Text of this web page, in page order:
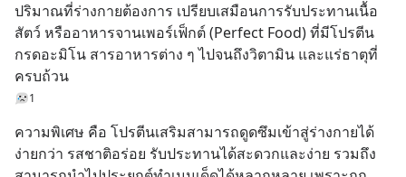
ปริมาณที่ร่างกายต้องการ เปรียบเสมือนการรับประทานเนื้อ
สัตว์ หรืออาหารจานเพอร์เฟ็กต์ (Perfect Food) ที่มีโปรตีน
กรดอะมิโน สารอาหารต่าง ๆ ไปจนถึงวิตามิน และแร่ธาตุที่
ครบถ้วน
1
ความพิเศษ คือ โปรตีนเสริมสามารถดูดซึมเข้าสู่ร่างกายได้
ง่ายกว่า รสชาติอร่อย รับประทานได้สะดวกและง่าย รวมถึง